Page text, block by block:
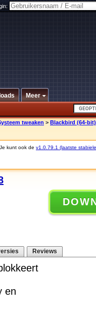
Meer
tweaken > Blackbird (64-bit)
kunt ook de v1.0.79.1 (laatste
Reviews
en